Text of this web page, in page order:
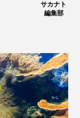
干潟
形態
サカナト
編集部